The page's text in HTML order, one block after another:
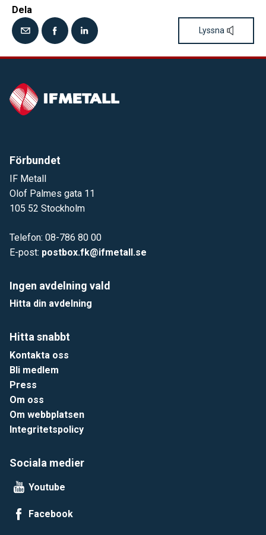
Dela
Lyssna
Förbundet
IF Metall
Olof Palmes gata 11
105 52 Stockholm
Telefon: 08-786 80 00
E-post: postbox.fk@ifmetall.se
Ingen avdelning vald
Hitta din avdelning
Hitta snabbt
Kontakta oss
Bli medlem
Press
Om oss
Om webbplatsen
Integritetspolicy
Sociala medier
Youtube
Facebook